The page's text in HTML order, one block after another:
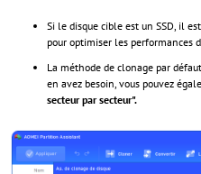
Si le disque cible est un SSD, il
pour optimiser les performances
La méthode de clonage par
en avez besoin, vous pouvez
secteur par secteur".